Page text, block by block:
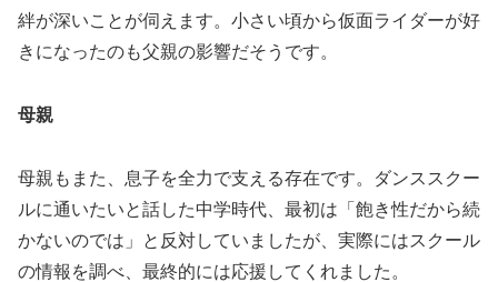
絆が深いことが伺えます。小さい頃から仮面ライダーが好
きになったのも父親の影響だそうです。
母親
母親もまた、息子を全力で支える存在です。ダンススクー
ルに通いたいと話した中学時代、最初は「飽き性だから続
かないのでは」と反対していましたが、実際にはスクール
の情報を調べ、最終的には応援してくれました。